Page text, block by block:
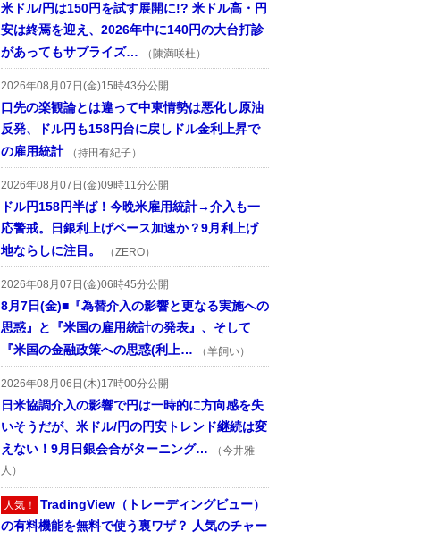
米ドル/円は150円を試す展開に!? 米ドル高・円
安は終焉を迎え、2026年中に140円の大台打診
があってもサプライズ…
（陳満咲杜）
2026年08月07日(金)15時43分公開
口先の楽観論とは違って中東情勢は悪化し原油
反発、ドル円も158円台に戻しドル金利上昇で
の雇用統計
（持田有紀子）
2026年08月07日(金)09時11分公開
ドル円158円半ば！今晩米雇用統計→介入も一
応警戒。日銀利上げペース加速か？9月利上げ
地ならしに注目。
（ZERO）
2026年08月07日(金)06時45分公開
8月7日(金)■『為替介入の影響と更なる実施への
思惑』と『米国の雇用統計の発表』、そして
『米国の金融政策への思惑(利上…
（羊飼い）
2026年08月06日(木)17時00分公開
日米協調介入の影響で円は一時的に方向感を失
いそうだが、米ドル/円の円安トレンド継続は変
えない！9月日銀会合がターニング…
（今井雅
人）
人気！ TradingView（トレーディングビュー）
の有料機能を無料で使う裏ワザ？ 人気のチャー